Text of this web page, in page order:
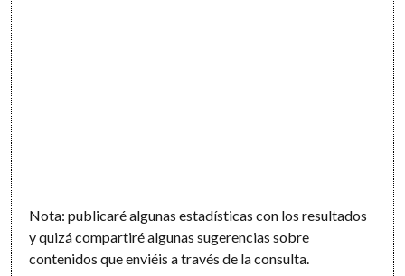
Nota: publicaré algunas estadísticas con los resultados
y quizá compartiré algunas sugerencias sobre
contenidos que enviéis a través de la consulta.